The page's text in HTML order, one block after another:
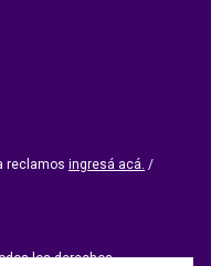
reclamos ingresá acá. /
los derechos